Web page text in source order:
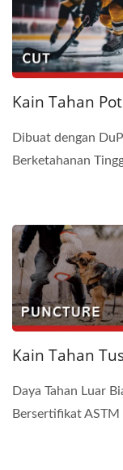
Kain Tahan
Dibuat dengan
Berketahanan
Kain Tahan
Daya Tahan Luar
Bersertifikat ASTM